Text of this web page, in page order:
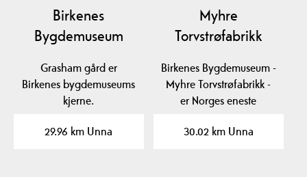
Birkenes
Bygdemuseum
Grasham gård er
Birkenes bygdemuseums
kjerne.
29.96 km Unna
Myhre
Torvstrøfabrikk
Birkenes Bygdemuseum -
Myhre Torvstrøfabrikk -
er Norges eneste
30.02 km Unna